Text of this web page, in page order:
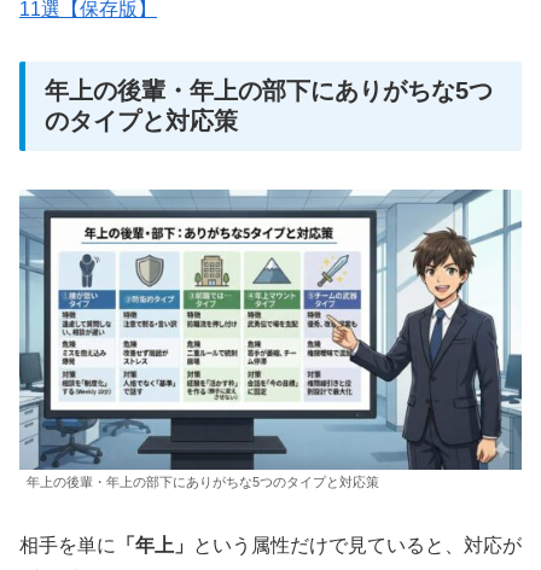
11選【保存版】
年上の後輩・年上の部下にありがちな5つ
のタイプと対応策
年上の後輩・年上の部下にありがちな5つのタイプと対応策
相手を単に 「年上」
という属性だけで見ていると、対応が